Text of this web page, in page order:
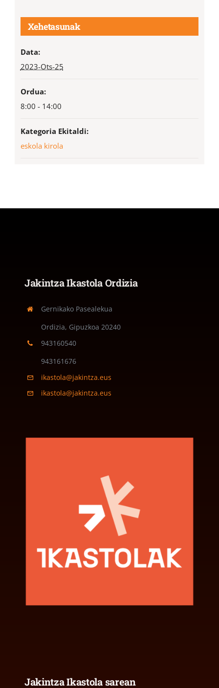
Xehetasunak
Data:
2023-Ots-25
Ordua:
8:00 - 14:00
Kategoria Ekitaldi:
eskola kirola
Jakintza Ikastola Ordizia
Gernikako Pasealekua
Ordizia, Gipuzkoa 20240
943160540
943161676
ikastola@jakintza.eus
ikastola@jakintza.eus
Jakintza Ikastola sarean